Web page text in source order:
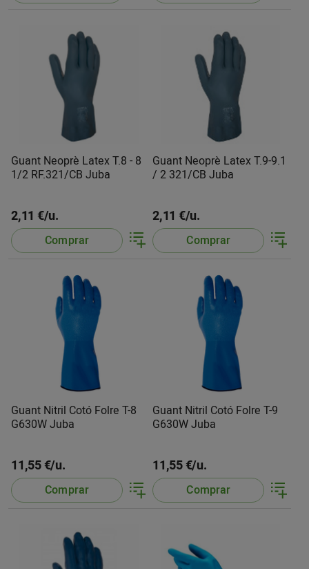
Guant Neoprè Latex T.8 - 8
1/2 RF.321/CB Juba
2,11 €/u.
Comprar
Guant Neoprè Latex T.9-9.1
/ 2 321/CB Juba
2,11 €/u.
Comprar
Guant Nitril Cotó Folre T-8
G630W Juba
11,55 €/u.
Comprar
Guant Nitril Cotó Folre T-9
G630W Juba
11,55 €/u.
Comprar